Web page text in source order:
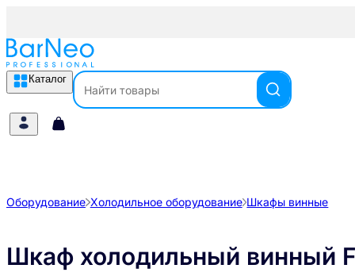
Каталог
Оборудование Холодильное оборудование Шкафы винные
Шкаф холодильный винный